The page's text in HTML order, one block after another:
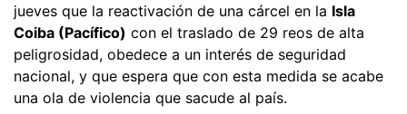
jueves que la reactivación de una cárcel en la Isla
Coiba (Pacífico) con el traslado de 29 reos de alta
peligrosidad, obedece a un interés de seguridad
nacional, y que espera que con esta medida se acabe
una ola de violencia que sacude al país.